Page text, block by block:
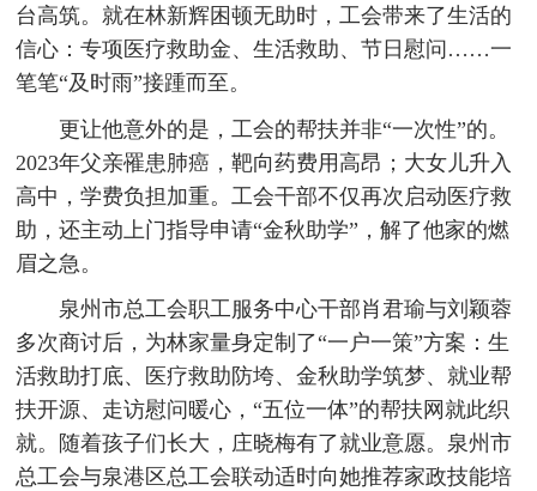
台高筑。就在林新辉困顿无助时，工会带来了生活的
信心：专项医疗救助金、生活救助、节日慰问……一
笔笔“及时雨”接踵而至。
更让他意外的是，工会的帮扶并非“一次性”的。
2023年父亲罹患肺癌，靶向药费用高昂；大女儿升入
高中，学费负担加重。工会干部不仅再次启动医疗救
助，还主动上门指导申请“金秋助学”，解了他家的燃
眉之急。
泉州市总工会职工服务中心干部肖君瑜与刘颖蓉
多次商讨后，为林家量身定制了“一户一策”方案：生
活救助打底、医疗救助防垮、金秋助学筑梦、就业帮
扶开源、走访慰问暖心，“五位一体”的帮扶网就此织
就。随着孩子们长大，庄晓梅有了就业意愿。泉州市
总工会与泉港区总工会联动适时向她推荐家政技能培